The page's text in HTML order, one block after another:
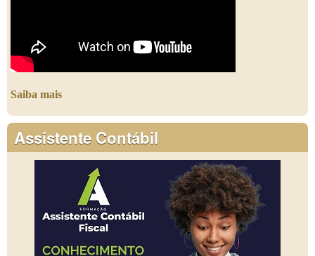
Saiba mais
Assistente Contábil